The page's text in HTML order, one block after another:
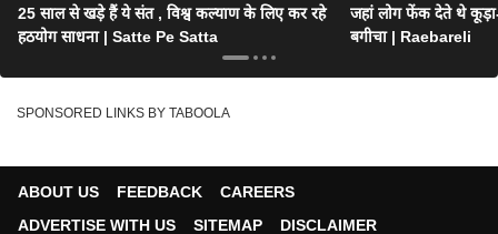
25 साल से खड़े हैं ये संत , विश्व कल्याण के लिए कर रहे
हठयोग साधना | Satte Pe Satta
जहां लोग फेंक देते थे
बगीचा | Raebareli
SPONSORED LINKS BY TABOOLA
ABOUT US FEEDBACK
CAREERS
ADVERTISE WITH US
SITEMAP DISCLAIMER